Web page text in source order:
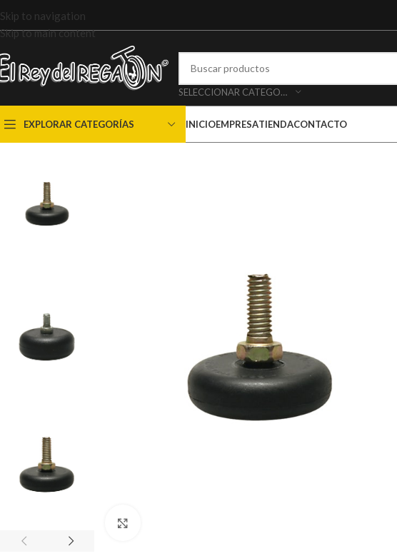
Skip to navigation
Skip to main content
SELECCIONAR CATEGORÍA
EXPLORAR CATEGORÍAS INICIOEMPRESATIENDACONTACTO